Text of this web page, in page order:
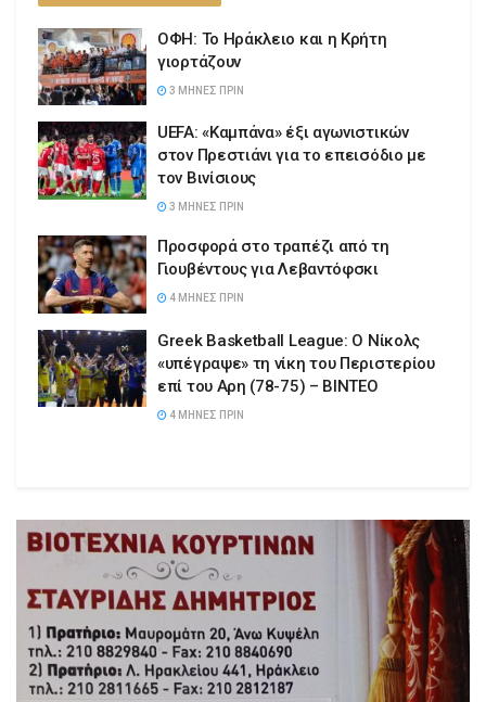
ΟΦΗ: Το Ηράκλειο και η Κρήτη
γιορτάζουν
3 ΜΉΝΕΣ ΠΡΙΝ
UEFA: «Καμπάνα» έξι αγωνιστικών
στον Πρεστιάνι για το επεισόδιο με
τον Βινίσιους
3 ΜΉΝΕΣ ΠΡΙΝ
Προσφορά στο τραπέζι από τη
Γιουβέντους για Λεβαντόφσκι
4 ΜΉΝΕΣ ΠΡΙΝ
Greek Basketball League: Ο Νίκολς
«υπέγραψε» τη νίκη του Περιστερίου
επί του Αρη (78-75) – ΒΙΝΤΕΟ
4 ΜΉΝΕΣ ΠΡΙΝ